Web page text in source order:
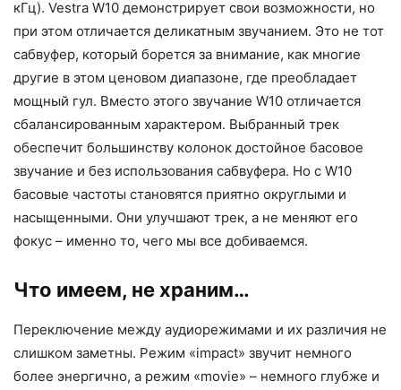
кГц). Vestra W10 демонстрирует свои возможности, но
при этом отличается деликатным звучанием. Это не тот
сабвуфер, который борется за внимание, как многие
другие в этом ценовом диапазоне, где преобладает
мощный гул. Вместо этого звучание W10 отличается
сбалансированным характером. Выбранный трек
обеспечит большинству колонок достойное басовое
звучание и без использования сабвуфера. Но с W10
басовые частоты становятся приятно округлыми и
насыщенными. Они улучшают трек, а не меняют его
фокус – именно то, чего мы все добиваемся.
Что имеем, не храним…
Переключение между аудиорежимами и их различия не
слишком заметны. Режим «impact» звучит немного
более энергично, а режим «movie» – немного глубже и